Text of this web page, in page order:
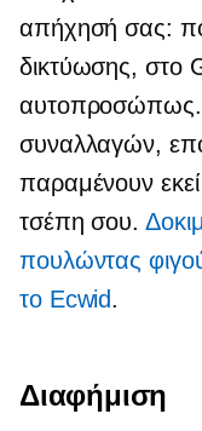
απήχησή σας:
δικτύωσης, στο
αυτοπροσώπως.
συναλλαγών,
παραμένουν
τσέπη σου.
πουλώντας
το Ecwid.
Διαφήμιση